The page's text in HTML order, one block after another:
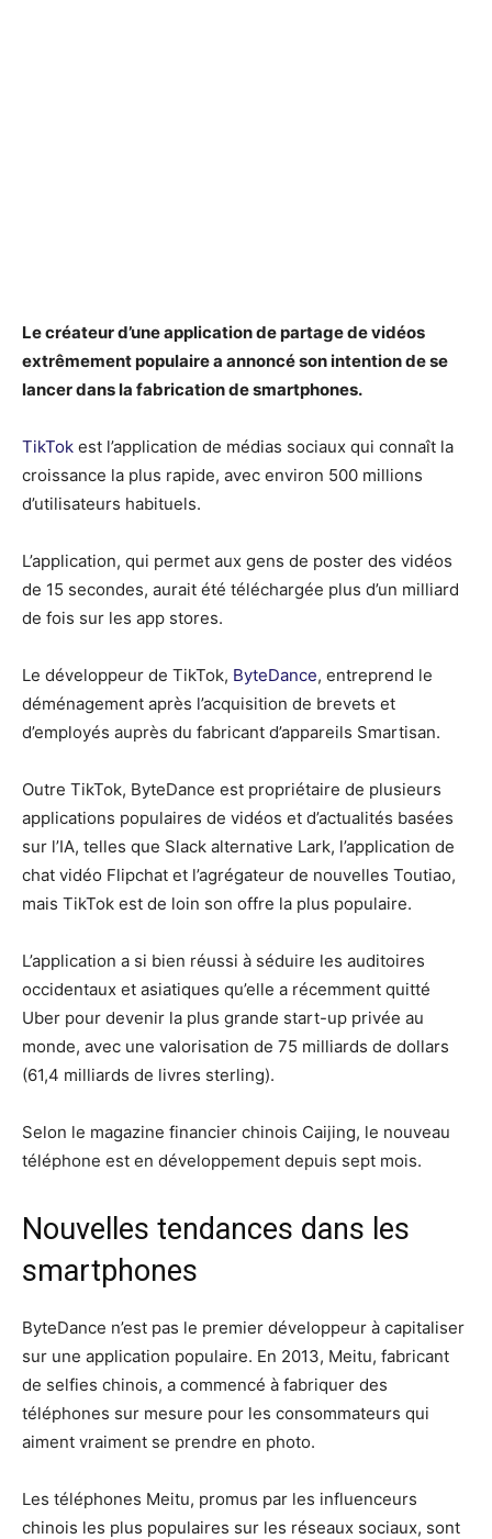
Le créateur d’une application de partage de vidéos
extrêmement populaire a annoncé son intention de se
lancer dans la fabrication de smartphones.
TikTok est l’application de médias sociaux qui connaît la
croissance la plus rapide, avec environ 500 millions
d’utilisateurs habituels.
L’application, qui permet aux gens de poster des vidéos
de 15 secondes, aurait été téléchargée plus d’un milliard
de fois sur les app stores.
Le développeur de TikTok, ByteDance, entreprend le
déménagement après l’acquisition de brevets et
d’employés auprès du fabricant d’appareils Smartisan.
Outre TikTok, ByteDance est propriétaire de plusieurs
applications populaires de vidéos et d’actualités basées
sur l’IA, telles que Slack alternative Lark, l’application de
chat vidéo Flipchat et l’agrégateur de nouvelles Toutiao,
mais TikTok est de loin son offre la plus populaire.
L’application a si bien réussi à séduire les auditoires
occidentaux et asiatiques qu’elle a récemment quitté
Uber pour devenir la plus grande start-up privée au
monde, avec une valorisation de 75 milliards de dollars
(61,4 milliards de livres sterling).
Selon le magazine financier chinois Caijing, le nouveau
téléphone est en développement depuis sept mois.
Nouvelles tendances dans les
smartphones
ByteDance n’est pas le premier développeur à capitaliser
sur une application populaire. En 2013, Meitu, fabricant
de selfies chinois, a commencé à fabriquer des
téléphones sur mesure pour les consommateurs qui
aiment vraiment se prendre en photo.
Les téléphones Meitu, promus par les influenceurs
chinois les plus populaires sur les réseaux sociaux, sont